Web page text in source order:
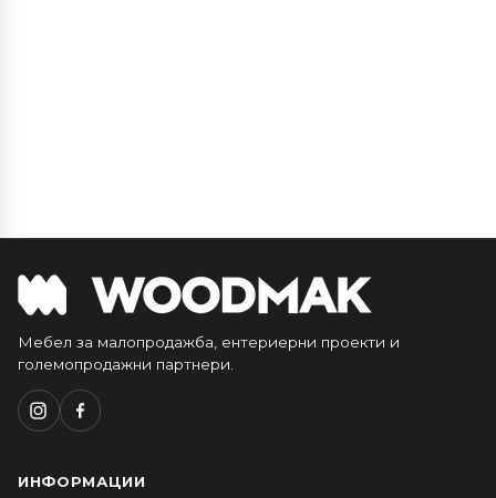
Мебел за малопродажба, ентериерни проекти и
големопродажни партнери.
ИНФОРМАЦИИ